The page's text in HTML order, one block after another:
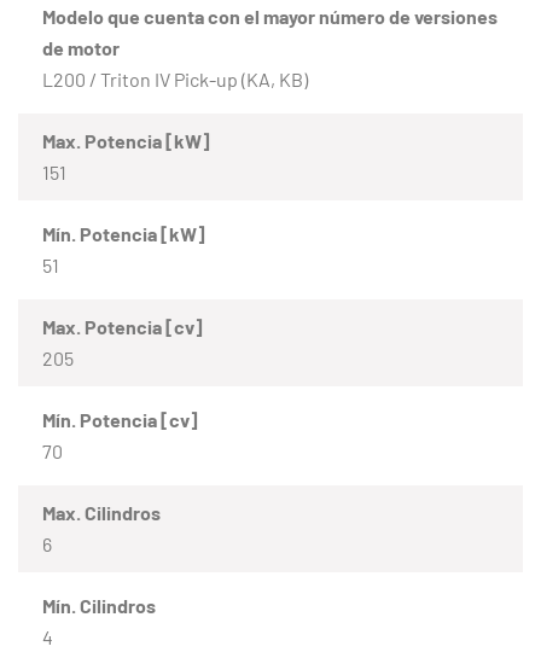
Modelo que cuenta con el mayor número de versiones
de motor
L200 / Triton IV Pick-up (KA, KB)
Max. Potencia [kW]
151
Mín. Potencia [kW]
51
Max. Potencia [cv]
205
Mín. Potencia [cv]
70
Max. Cilindros
6
Mín. Cilindros
4